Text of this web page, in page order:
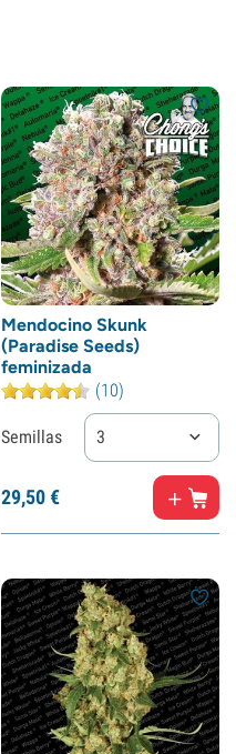
Mendocino Skunk
(Paradise Seeds)
feminizada
(10)
Semillas 3
29,50€